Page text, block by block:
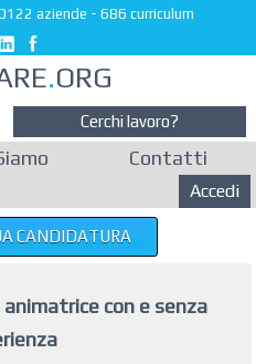
aziende - 686 curriculum
.ORG
Cerchi lavoro?
Contatti
Accedi
con e senza
CANDIDATURA